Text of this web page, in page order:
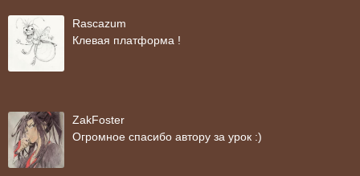
Rascazum
Клевая платформа !
ZakFoster
Огромное спасибо автору за урок :)